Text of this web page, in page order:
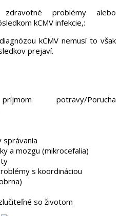
zdravotné problémy alebo
kCMV infekcie,:
kCMV nemusí to však
prejaví.
potravy/Porucha
správania
a mozgu (mikrocefalia)
s koordináciou
so životom